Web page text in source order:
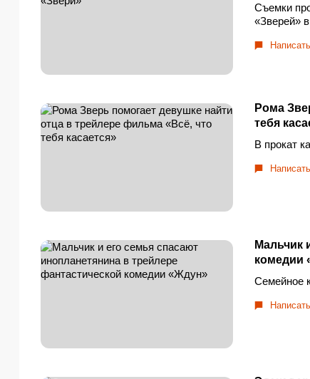
Съемки
«Зверей»
Написать
Рома
тебя
В прокат
Написать
Мальчик
комедии
Семейное
Написать